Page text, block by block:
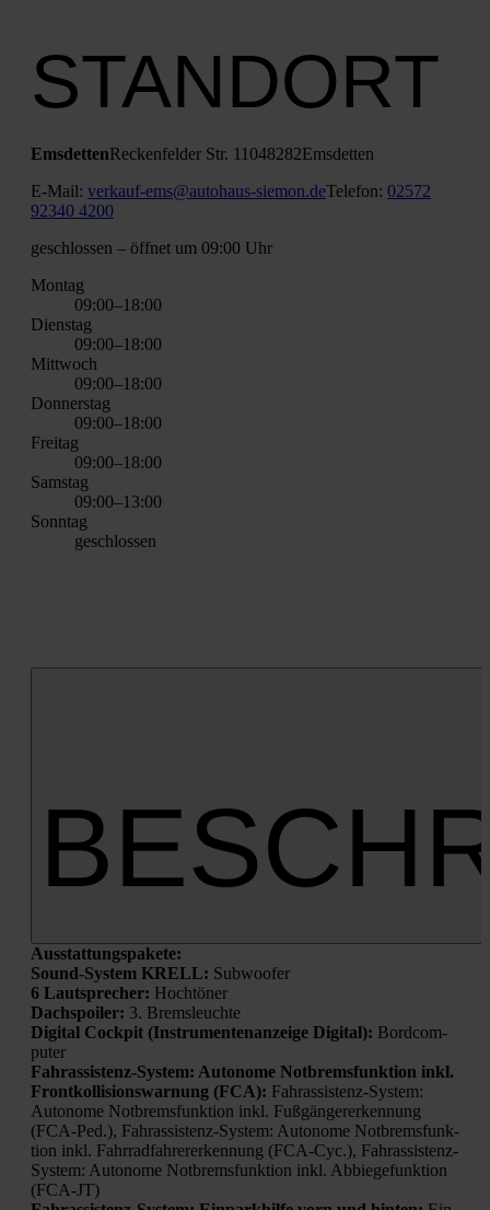
STANDORT
Ems­det­tenRecken­fel­der Str. 11048282Ems­det­ten
E‑Mail: verkauf-ems@autohaus-siemon.deTele­fon: 02572
92340 4200
geschlos­sen – öff­net um 09:00 Uhr
Mon­tag
09:00–18:00
Diens­tag
09:00–18:00
Mitt­woch
09:00–18:00
Don­ners­tag
09:00–18:00
Frei­tag
09:00–18:00
Sams­tag
09:00–13:00
Sonn­tag
geschlos­sen
Aus­stat­tungs­pa­ke­te:
Sound-Sys­tem KRELL: Sub­woo­fer
6 Laut­spre­cher: Hoch­tö­ner
Dach­spoi­ler: 3. Brems­leuch­te
Digi­tal Cock­pit (Instru­men­ten­an­zei­ge Digi­tal): Bord­com­
pu­ter
Fahr­as­sis­tenz-Sys­tem: Auto­no­me Not­brems­funk­ti­on inkl.
Front­kol­li­si­ons­war­nung (FCA): Fahr­as­sis­tenz-Sys­tem:
Auto­no­me Not­brems­funk­ti­on inkl. Fuß­gän­ger­erken­nung
(FCA-Ped.), Fahr­as­sis­tenz-Sys­tem: Auto­no­me Not­brems­funk­
ti­on inkl. Fahr­rad­fah­rer­er­ken­nung (FCA-Cyc.), Fahr­as­sis­tenz-
Sys­tem: Auto­no­me Not­brems­funk­ti­on inkl. Abbie­ge­funk­ti­on
(FCA-JT)